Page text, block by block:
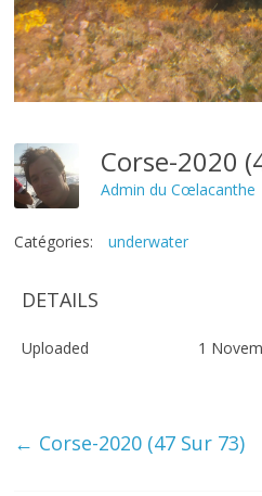
Corse-2020
Admin du Cœlacanthe
Catégories: underwater
DETAILS
Uploaded 1
← Corse-2020 (47 Sur 73)